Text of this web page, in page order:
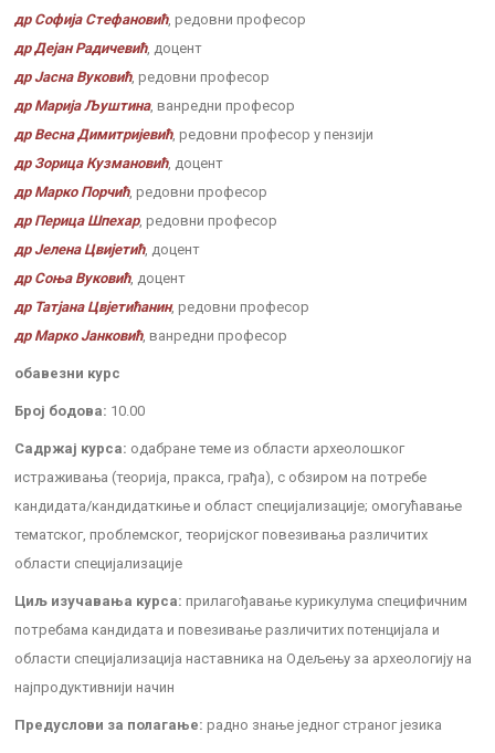
др Софија Стефановић, редовни професор
др Дејан Радичевић, доцент
др Јасна Вуковић, редовни професор
др Марија Љуштина, ванредни професор
др Весна Димитријевић, редовни професор у пензији
др Зорица Кузмановић, доцент
др Марко Порчић, редовни професор
др Перица Шпехар, редовни професор
др Јелена Цвијетић, доцент
др Соња Вуковић, доцент
др Татјана Цвјетићанин, редовни професор
др Марко Јанковић, ванредни професор
обавезни курс
Број бодова: 10.00
Садржај курса: одабране теме из области археолошког
истраживања (теорија, пракса, грађа), с обзиром на потребе
кандидата/кандидаткиње и област специјализације; омогућавање
тематског, проблемског, теоријског повезивања различитих
области специјализације
Циљ изучавања курса: прилагођавање курикулума специфичним
потребама кандидата и повезивање различитих потенцијала и
области специјализација наставника на Одељењу за археологију на
најпродуктивнији начин
Предуслови за полагање: радно знање једног страног језика